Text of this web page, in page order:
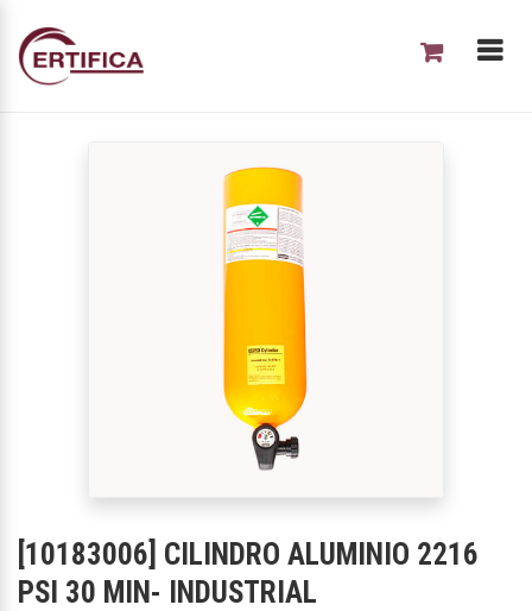
10183006 CILINDRO ALUMINIO 2216
PSI 30 MIN- INDUSTRIAL